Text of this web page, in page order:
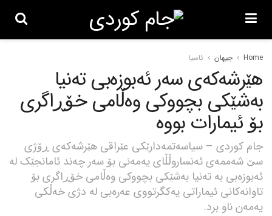
Home جیهان ئاسیا
هێرشەکەی سەر ئەبوزەبی تەنیا
بەشێکی بچووکی وەڵامی خۆڕاگری
بۆ ئیمارات بووە
جام کوردی – سیاسەتمەدارێکی عێراقی هێرشەکەی ڕۆژی
سێ شەممەی ئەنساروڵڵای یەمەنی بۆ سەر چەند ئامانجێک لە
ئەبوزەبی بە تەنیا بەشێکی بچووکی وەڵامی خۆڕاگری بۆ
تاوانەکانی ئیماراتی یەکگرتووی عەرەبی لە دژی خەڵکی
یەمەن ناو برد.